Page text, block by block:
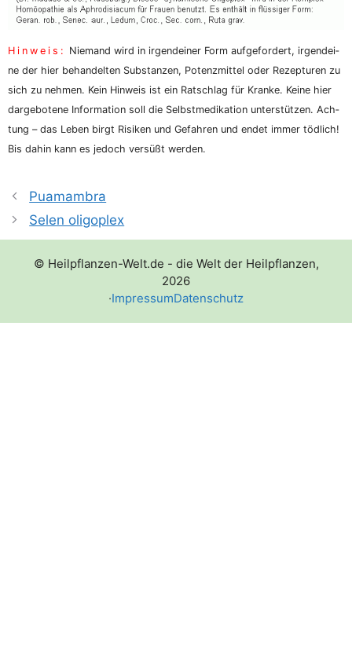
Hin­weis: Nie­mand wird in irgend­ei­ner Form auf­ge­for­dert, irgend­ei­
ne der hier behan­del­ten Sub­stan­zen, Potenz­mit­tel oder Rezep­tu­ren zu
sich zu neh­men. Kein Hin­weis ist ein Rat­schlag für Kran­ke. Kei­ne hier
dar­ge­bo­te­ne Infor­ma­ti­on soll die Selbst­me­di­ka­ti­on unter­stüt­zen. Ach­
tung – das Leben birgt Risi­ken und Gefah­ren und endet immer töd­lich!
Bis dahin kann es jedoch ver­süßt werden.
Puamambra
Selen oligoplex
© Heilpflanzen-Welt.de - die Welt der Heilpflanzen,
2026
·ImpressumDatenschutz